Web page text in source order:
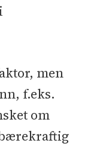
men
f.eks.
om